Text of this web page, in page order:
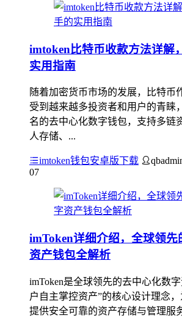
imtoken比特币收款方法详解
实用指南
随着加密货币市场的发展，比特币
受到越来越多投资者和用户的青睐
名的去中心化数字钱包，支持多链
人存储、...
imtoken钱包安卓版下载
07
imToken详细介绍，全球领先
资产钱包全解析
imToken是全球领先的去中心化数
户自主掌控资产”的核心设计理念
提供安全可靠的资产存储与管理服